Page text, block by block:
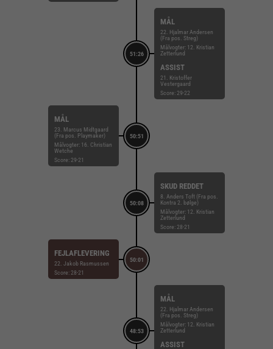
51:26
MÅL
22. Hjalmar Andersen
(Fra pos. Streg)
Målvogter: 12. Kristian
Zetterlund
ASSIST
21. Kristoffer
Vestergaard
Score: 29-22
50:51
MÅL
23. Marcus Midtgaard
(Fra pos. Playmaker)
Målvogter: 16. Christian
Wetche
Score: 29-21
50:08
SKUD REDDET
8. Anders Toft (Fra pos.
Kontra 2. bølge)
Målvogter: 12. Kristian
Zetterlund
Score: 28-21
50:01
FEJLAFLEVERING
22. Jakob Rasmussen
Score: 28-21
48:53
MÅL
22. Hjalmar Andersen
(Fra pos. Streg)
Målvogter: 12. Kristian
Zetterlund
ASSIST